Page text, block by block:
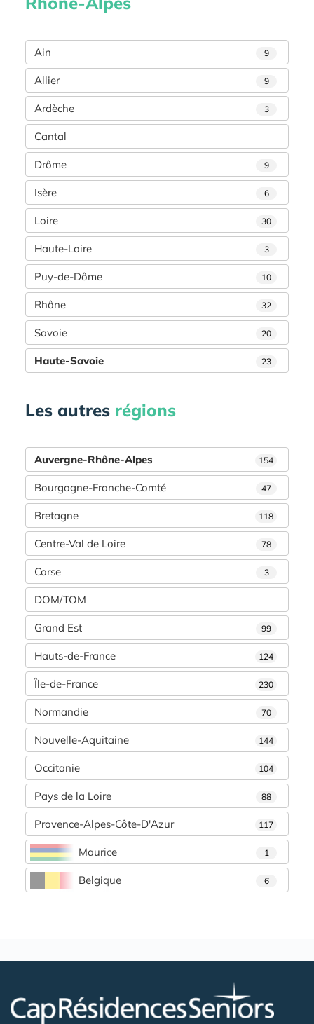
Ain 9
Allier 9
Ardèche 3
Cantal
Drôme 9
Isère 6
Loire 30
Haute-Loire 3
Puy-de-Dôme 10
Rhône 32
Savoie 20
Haute-Savoie 23
Les autres régions
Auvergne-Rhône-Alpes 154
Bourgogne-Franche-Comté 47
Bretagne 118
Centre-Val de Loire 78
Corse 3
DOM/TOM
Grand Est 99
Hauts-de-France 124
Île-de-France 230
Normandie 70
Nouvelle-Aquitaine 144
Occitanie 104
Pays de la Loire 88
Provence-Alpes-Côte-D'Azur 117
Maurice 1
Belgique 6